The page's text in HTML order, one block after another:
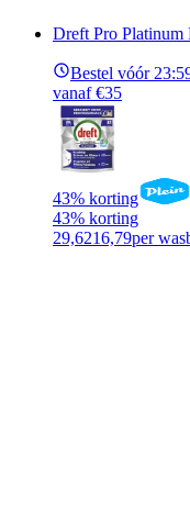
Dreft Pro Platinum
Bestel vóór
vanaf €35
43% korting
43% korting
29,6216,79per